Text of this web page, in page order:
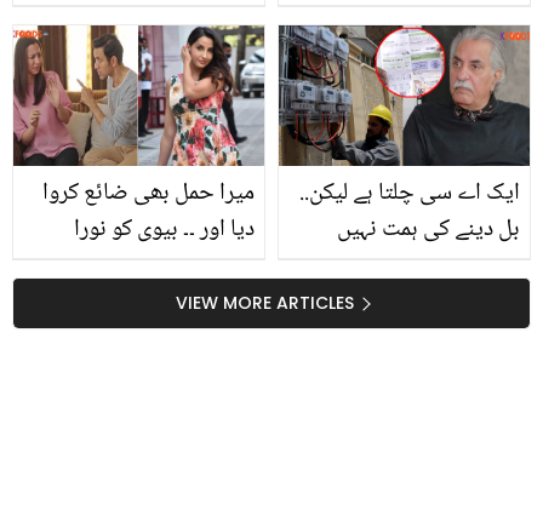
کپور سے بریک اپ کے بعد
کون آ گیا؟
میرا حمل بھی ضائع کروا
دیا اور ۔۔ بیوی کو نورا
جنون میں شوہر نے کون
سی حدیں پار کر دیں؟
ایک اے سی چلتا ہے لیکن..
بل دینے کی ہمت نہیں
عثمان پیرزادہ پھٹ پڑےVIEW MORE ARTICLES